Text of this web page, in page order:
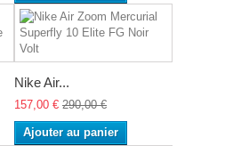
Nike Air...
157,00 € 290,00 €
Ajouter au panier